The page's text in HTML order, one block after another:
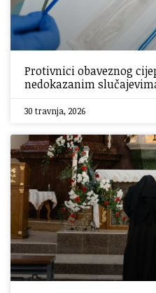
Protivnici obaveznog
nedokazanim
30 travnja, 2026